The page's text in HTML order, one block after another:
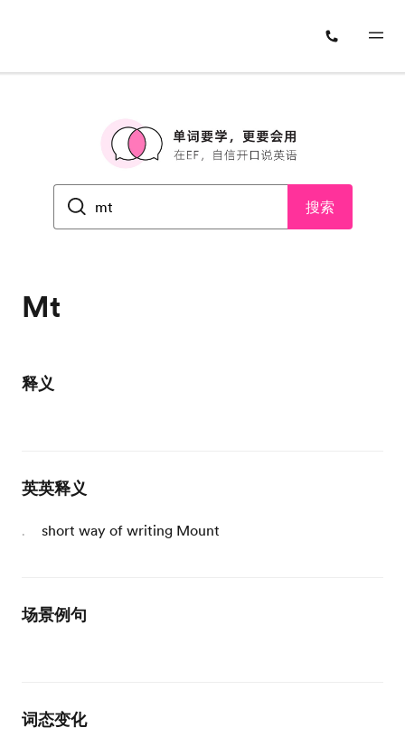
搜索
Mt
释义
英英释义
. short way of writing Mount
场景例句
词态变化